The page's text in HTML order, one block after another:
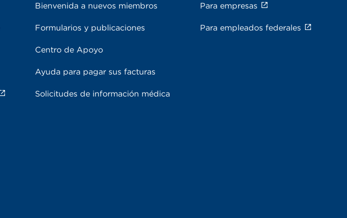
Bienvenida a nuevos miembros
Formularios y publicaciones
Centro de Apoyo
Ayuda para pagar sus facturas
Solicitudes de información médica
Para empresas
Para empleados federales